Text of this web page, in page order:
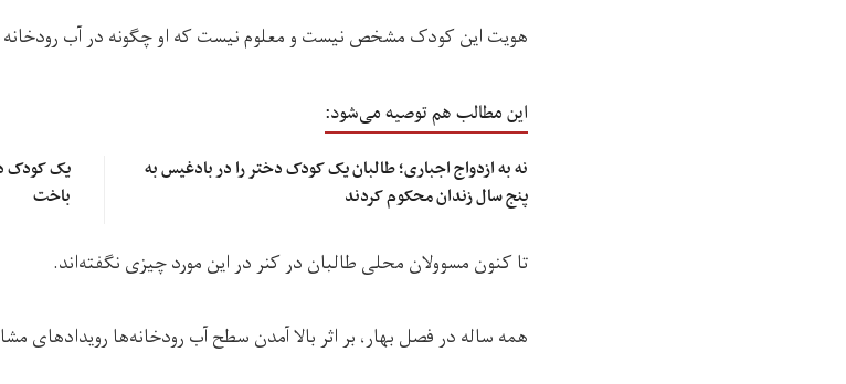
هویت این کودک مشخص نیست و معلوم نیست که او چگونه در آب
این مطالب هم توصیه می‌شود:
نه به ازدواج اجباری؛ طالبان یک کودک دختر را در بادغیس به
پنج سال زندان محکوم کردند
یک کودک
باخت
تا کنون مسوولان محلی طالبان در کنر در این مورد چیزی نگفته‌اند.
همه ساله در فصل بهار، بر اثر بالا آمدن سطح آب رودخانه‌ها